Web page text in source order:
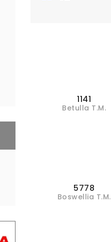
1141
Betulla T.M.
5778
Boswellia T.M.